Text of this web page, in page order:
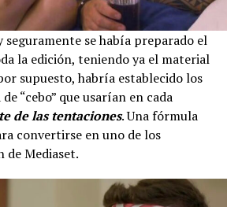
se había preparado el
la edición, teniendo ya el material
supuesto, habría establecido los
“cebo” que usarían en cada
de las tentaciones. Una fórmula
convertirse en uno de los
de Mediaset.